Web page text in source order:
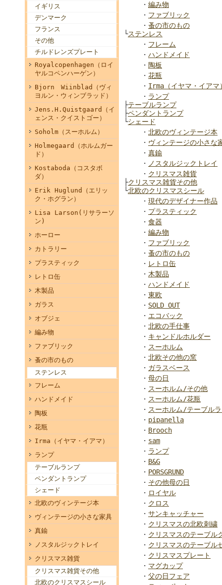
イギリス
デンマーク
フランス
その他
チルドレンズプレート
Royalcopenhagen（ロイ
ヤルコペンハーゲン）
Bjorn Wiinblad（ヴィ
ヨルン・ウィンブラッド）
Jens.H.Quistgaard（イ
ェンス・クイストゴー）
Soholm（スーホルム）
Holmegaard（ホルムガー
ド）
Kostaboda（コスタボ
ダ）
Erik Huglund（エリッ
ク・ホグラン）
Lisa Larson(リサラーソ
ン)
ホーロー
カトラリー
プラスティック
レトロ缶
木製品
ガラス
オブジェ
編み物
ファブリック
蚤の市のもの
ステンレス
フレーム
ハンドメイド
陶板
花瓶
Irma（イヤマ・イアマ）
ランプ
テーブルランプ
ペンダントランプ
シェード
北欧のヴィンテージ本
ヴィンテージの小さな家具
真鍮
ノスタルジックトレイ
クリスマス雑貨
クリスマス雑貨その他
北欧のクリスマスシール
・ 編み物
・ ファブリック
・ 蚤の市のもの
└ステンレス
・ フレーム
・ ハンドメイド
・ 陶板
・ 花瓶
・ Irma（イヤマ・イアマ
・ ランプ
├テーブルランプ
├ペンダントランプ
└シェード
・ 北欧のヴィンテージ本
・ ヴィンテージの小さな
・ 真鍮
・ ノスタルジックトレイ
・ クリスマス雑貨
├クリスマス雑貨その他
└北欧のクリスマスシール
・ 現代のデザイナー作品
・ プラスティック
・ 食器
・ 編み物
・ ファブリック
・ 蚤の市のもの
・ レトロ缶
・ 木製品
・ ハンドメイド
・ 東欧
・ SOLD OUT
・ エコバック
・ 北欧の手仕事
・ キャンドルホルダー
・ スーホルム
・ 北欧その他の窯
・ ガラスベース
・ 母の日
・ スーホルム/その他
・ スーホルム/花瓶
・ スーホルム/テーブル
・ pipanella
・ Brooch
・ sam
・ ランプ
・ B&G
・ PORSGRUND
・ その他母の日
・ ロイヤル
・ クロス
・ サンキャッチャー
・ クリスマスの北欧刺繍
・ クリスマスのテーブル
・ クリスマスのテーブル
・ クリスマスプレート
・ マグカップ
・ 父の日フェア